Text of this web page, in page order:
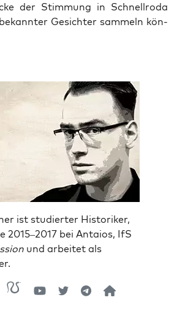
der Stim­mung in Schnell­ro­da
Gesich­ter sam­meln kön­
ist studierter Historiker,
2015–2017 bei Antaios, IfS
und arbeitet als